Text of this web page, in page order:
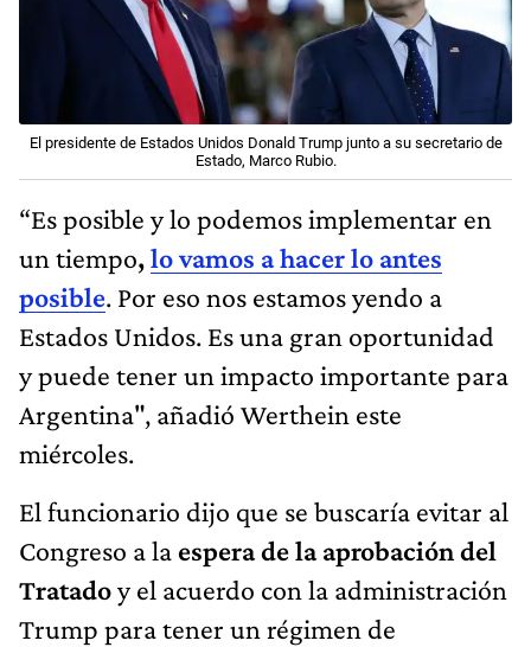
El presidente de Estados Unidos Donald Trump junto a su secretario de
Estado, Marco Rubio.
“Es posible y lo podemos implementar en
un tiempo,lo vamos a hacer lo antes
posible. Por eso nos estamos yendo a
Estados Unidos. Es una gran oportunidad
y puede tener un impacto importante para
Argentina", añadió Werthein este
miércoles.
El funcionario dijo que se buscaría evitar al
Congreso a la espera de la aprobación del
Tratadoy el acuerdo con la administración
Trump para tener un régimen de